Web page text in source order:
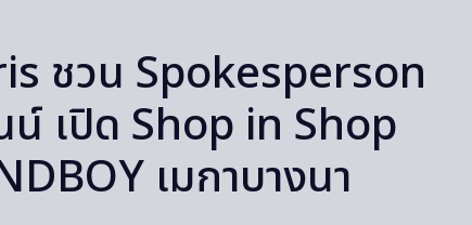
ชวน Spokesperson
น์ เปิด Shop in Shop
เมกาบางนา